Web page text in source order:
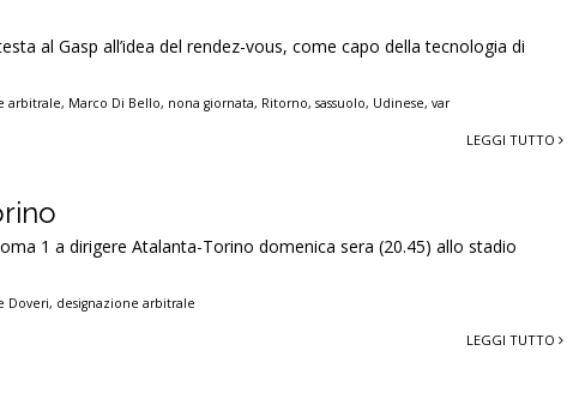
al Gasp all’idea del rendez-vous, come capo della tecnologia di
arbitrale, Marco Di Bello, nona giornata, Ritorno,sassuolo, Udinese,var
LEGGI TUTTO
1 a dirigere Atalanta-Torino domenica sera (20.45) allo stadio
Doveri, designazione arbitrale
LEGGI TUTTO